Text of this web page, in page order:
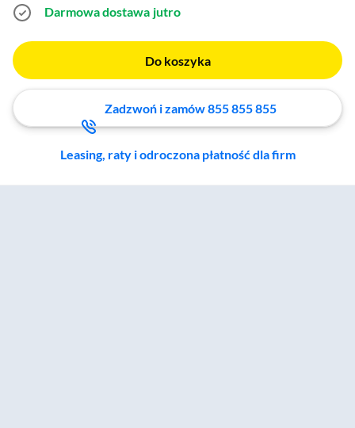
Darmowa dostawa jutro
Do koszyka
Zadzwoń i zamów 855 855 855
Leasing, raty i odroczona płatność dla firm